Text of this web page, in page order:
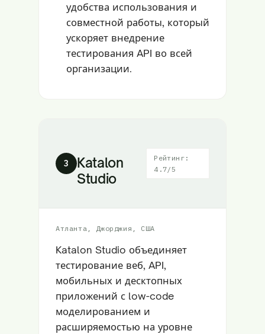
удобства использования и
совместной работы, который
ускоряет внедрение
тестирования API во всей
организации.
3
Katalon
Studio
Рейтинг:
4.7/5
Атланта, Джорджия, США
Katalon Studio объединяет
тестирование веб, API,
мобильных и десктопных
приложений с low-code
моделированием и
расширяемостью на уровне